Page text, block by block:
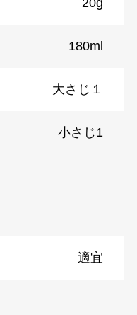
180ml
大さじ１
小さじ1
適宜